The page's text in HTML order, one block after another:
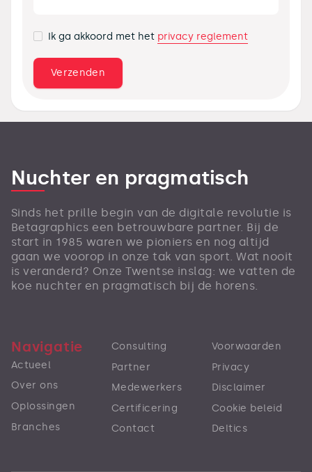
Ik ga akkoord met het privacy reglement
Nuchter en pragmatisch
Sinds het prille begin van de digitale revolutie is
Betagraphics een betrouwbare partner. Bij de
start in 1985 waren we pioniers en nog altijd
gaan we voorop in onze tak van sport. Wat nooit
is veranderd? Onze Twentse inslag: we vatten de
koe nuchter en pragmatisch bij de horens.
Navigatie
Actueel
Over ons
Oplossingen
Branches
Consulting
Partner
Medewerkers
Certificering
Contact
Voorwaarden
Privacy
Disclaimer
Cookie beleid
Deltics